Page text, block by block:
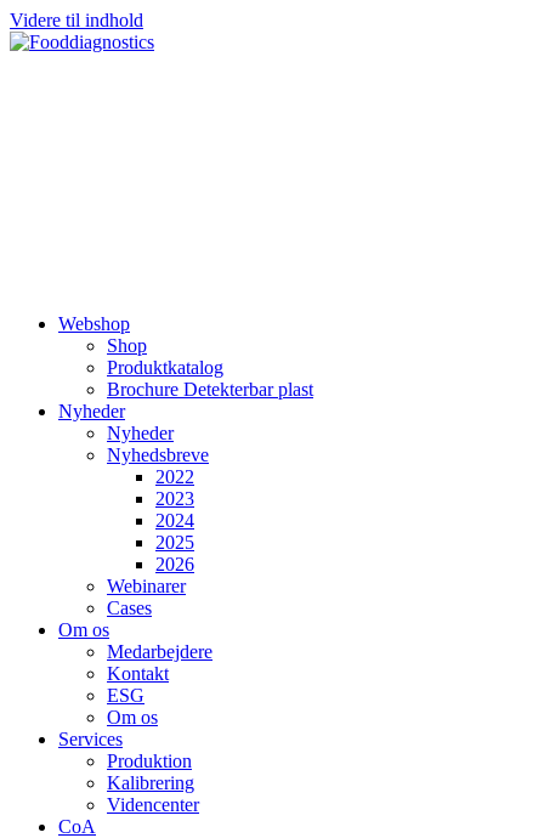
Videre til indhold
Webshop
Shop
Produktkatalog
Brochure Detekterbar plast
Nyheder
Nyheder
Nyhedsbreve
2022
2023
2024
2025
2026
Webinarer
Cases
Om os
Medarbejdere
Kontakt
ESG
Om os
Services
Produktion
Kalibrering
Videncenter
CoA